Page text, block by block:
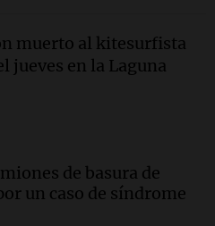
Central a
en contra) - relato
de vino
el fin de semana
muerto al kitesurfista
jueves en la Laguna
de basura de
un caso de síndrome